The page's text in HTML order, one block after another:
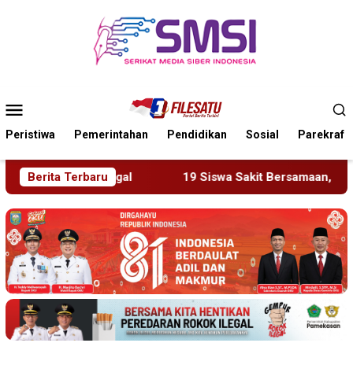
Mobile
Peristiwa Pemerintahan Pendidikan Sosial Parekraf
Berita Terbaru
19 Siswa Sakit Bersamaan, Wartawan Sempat Terhalang